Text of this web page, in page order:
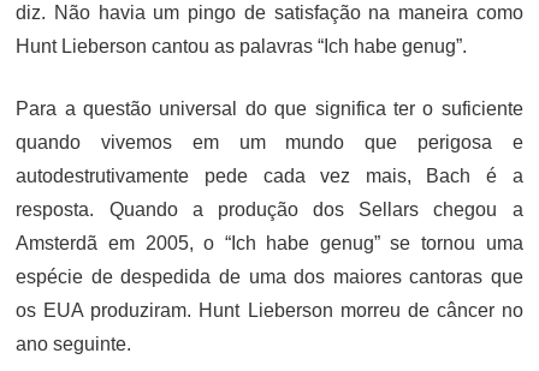
diz. Não havia um pingo de satisfação na maneira como
Hunt Lieberson cantou as palavras “Ich habe genug”.
Para a questão universal do que significa ter o suficiente
quando vivemos em um mundo que perigosa e
autodestrutivamente pede cada vez mais, Bach é a
resposta. Quando a produção dos Sellars chegou a
Amsterdã em 2005, o “Ich habe genug” se tornou uma
espécie de despedida de uma dos maiores cantoras que
os EUA produziram. Hunt Lieberson morreu de câncer no
ano seguinte.